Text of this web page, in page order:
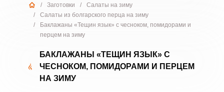
/ Заготовки /
Салаты на зиму
/
Салаты из болгарского перца на зиму
/
Баклажаны «Тещин язык» с чесноком, помидорами и
перцем на зиму
БАКЛАЖАНЫ «ТЕЩИН ЯЗЫК» С
ЧЕСНОКОМ, ПОМИДОРАМИ И ПЕРЦЕМ
НА ЗИМУ